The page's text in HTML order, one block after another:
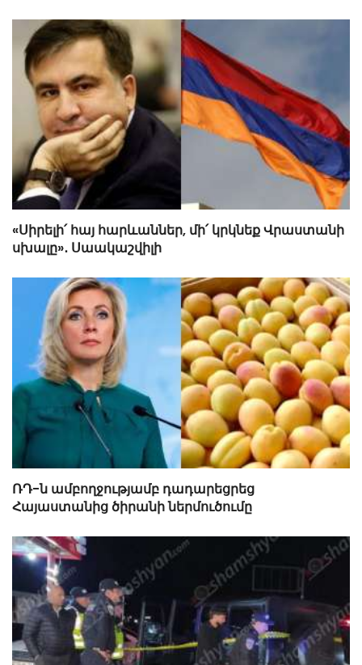
«Սիրելի՛ հայ հարևաններ, մի՛ կրկնեք Վրաստանի
սխալը»․ Սաակաշվիլի
ՌԴ-ն ամբողջությամբ դադարեցրեց
Հայաստանից ծիրանի ներմուծումը